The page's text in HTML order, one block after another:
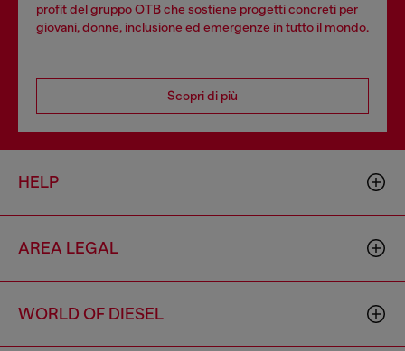
profit del gruppo OTB che sostiene progetti concreti per
giovani, donne, inclusione ed emergenze in tutto il mondo.
Scopri di più
HELP
AREA LEGAL
WORLD OF DIESEL